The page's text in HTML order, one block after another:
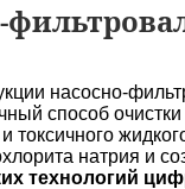
насосно-
способ
токсичного
натрия и
технологий